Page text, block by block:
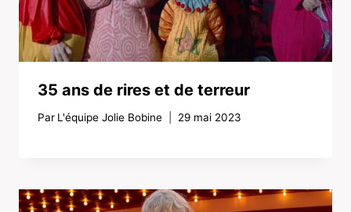
35 ans de rires et de terreur
Par L'équipe Jolie Bobine 29 mai 2023